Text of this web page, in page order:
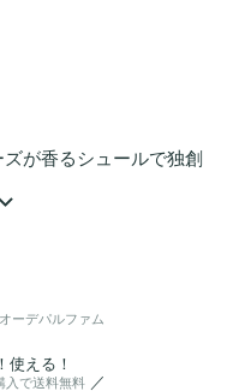
が香るシュールで独創
び心あるジューシーな
うな香り。
ーデパルファム
使える！
入で送料無料